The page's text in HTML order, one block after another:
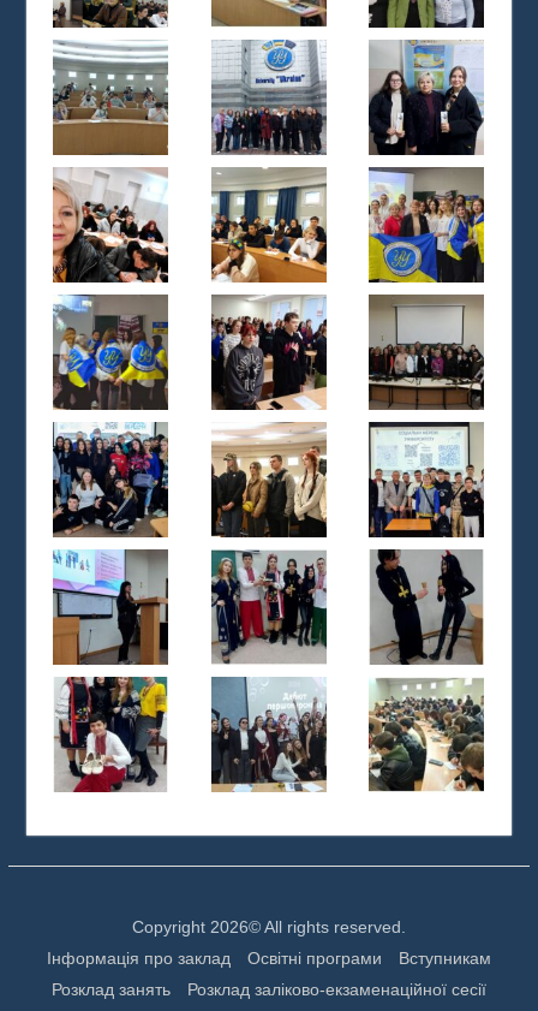
Copyright 2026© All rights reserved.
Інформація про заклад
Освітні програми
Вступникам
Розклад занять
Розклад заліково-екзаменаційної сесії